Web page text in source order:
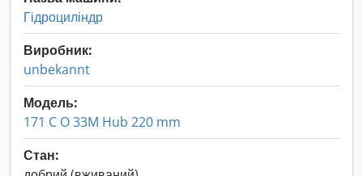
Гідроциліндр
Виробник:
unbekannt
Модель:
171 C O 33M Hub 220 mm
Стан: